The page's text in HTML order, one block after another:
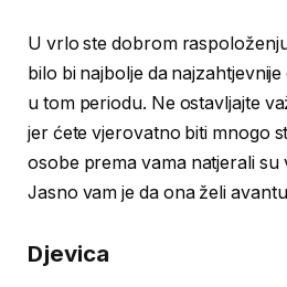
U vrlo ste dobrom
bilo bi najbolje da
u tom periodu. Ne ostavljajte
jer ćete vjerovatno biti mnogo
osobe prema vama natjerali su
Jasno vam je da ona želi
Djevica